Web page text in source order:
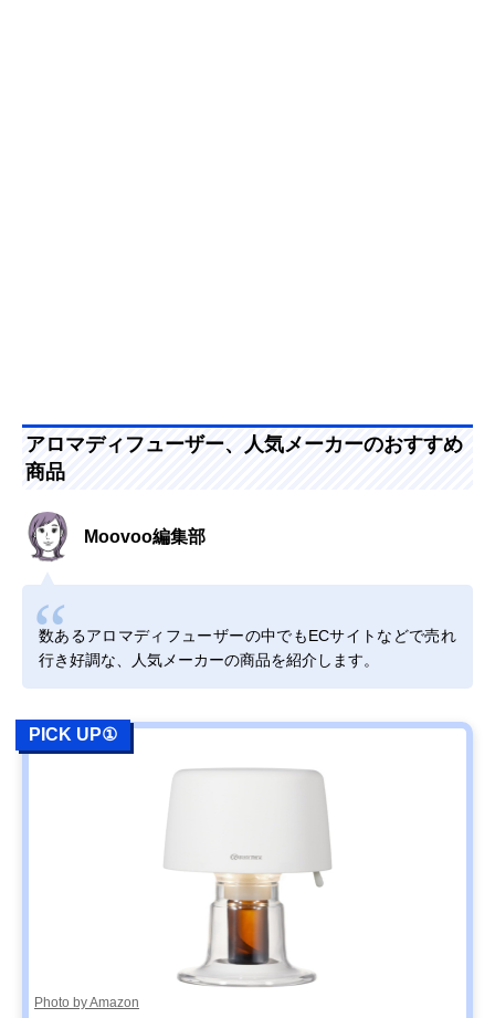
アロマディフューザー、人気メーカーのおすすめ
商品
Moovoo編集部
数あるアロマディフューザーの中でもECサイトなどで売れ
行き好調な、人気メーカーの商品を紹介します。
PICK UP①
Photo by Amazon